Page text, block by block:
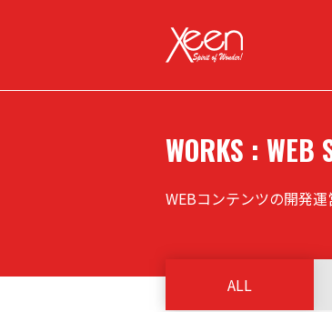
WORKS : WEB
WEBコンテンツの開発
ALL